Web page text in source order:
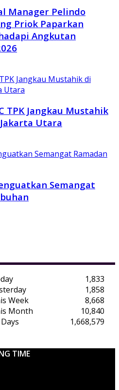
Manager Pelindo
Priok Paparkan
Angkutan
TPK Jangkau Mustahik
Utara
Semangat
1,833
1,858
Week
8,668
Month
10,840
1,668,579
TIME